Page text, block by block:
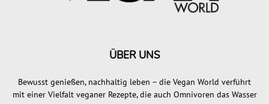
ÜBER UNS
Bewusst genießen, nachhaltig leben – die Vegan World verführt
mit einer Vielfalt veganer Rezepte, die auch Omnivoren das Wasser